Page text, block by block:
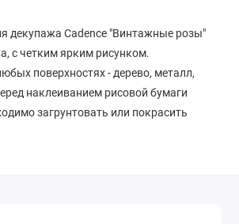
декупажа Cadence "Винтажные розы"
с четким ярким рисунком.
поверхностях - дерево, металл,
наклеиванием рисовой бумаги
загрунтовать или покрасить